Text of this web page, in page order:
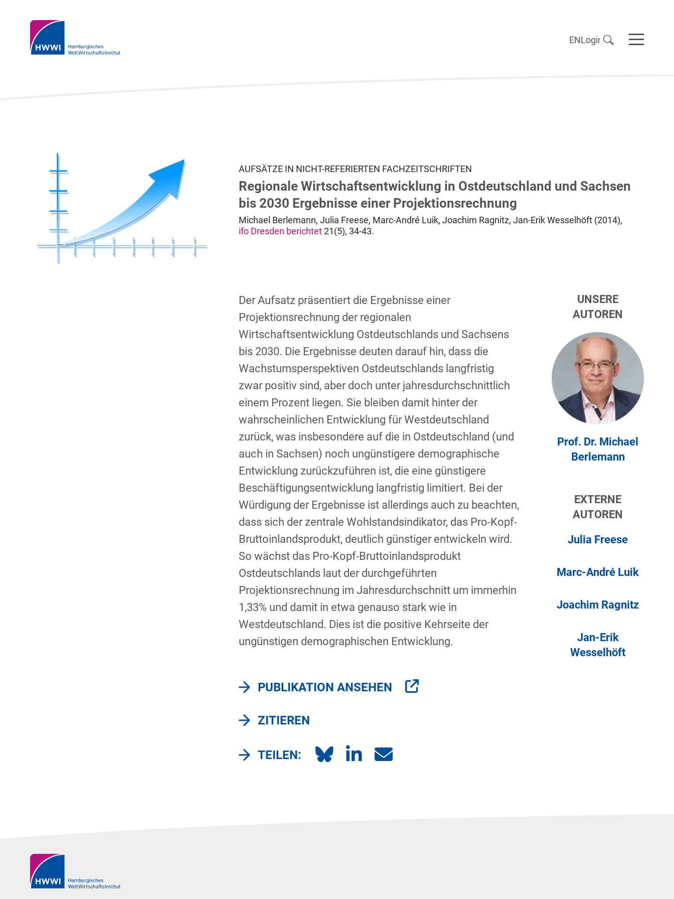
ENLogin
AUFSÄTZE IN NICHT-REFERIERTEN FACHZEITSCHRIFTEN
Regionale Wirtschaftsentwicklung in Ostdeutschland und Sachsen
bis 2030 Ergebnisse einer Projektionsrechnung
Michael Berlemann, Julia Freese, Marc-André Luik, Joachim Ragnitz, Jan-Erik Wesselhöft (2014),
ifo Dresden berichtet21(5), 34-43.
Der Aufsatz präsentiert die Ergebnisse einer
Projektionsrechnung der regionalen
Wirtschaftsentwicklung Ostdeutschlands und Sachsens
bis 2030. Die Ergebnisse deuten darauf hin, dass die
Wachstumsperspektiven Ostdeutschlands langfristig
zwar positiv sind, aber doch unter jahresdurchschnittlich
einem Prozent liegen. Sie bleiben damit hinter der
wahrscheinlichen Entwicklung für Westdeutschland
zurück, was insbesondere auf die in Ostdeutschland (und
auch in Sachsen) noch ungünstigere demographische
Entwicklung zurückzuführen ist, die eine günstigere
Beschäftigungsentwicklung langfristig limitiert. Bei der
Würdigung der Ergebnisse ist allerdings auch zu beachten,
dass sich der zentrale Wohlstandsindikator, das Pro-Kopf-
Bruttoinlandsprodukt, deutlich günstiger entwickeln wird.
So wächst das Pro-Kopf-Bruttoinlandsprodukt
Ostdeutschlands laut der durchgeführten
Projektionsrechnung im Jahresdurchschnitt um immerhin
1,33% und damit in etwa genauso stark wie in
Westdeutschland. Dies ist die positive Kehrseite der
ungünstigen demographischen Entwicklung.
UNSERE
AUTOREN
Prof. Dr. Michael
Berlemann
EXTERNE
AUTOREN
Julia Freese
Marc-André Luik
Joachim Ragnitz
Jan-Erik
Wesselhöft
PUBLIKATION ANSEHEN
ZITIEREN
TEILEN: